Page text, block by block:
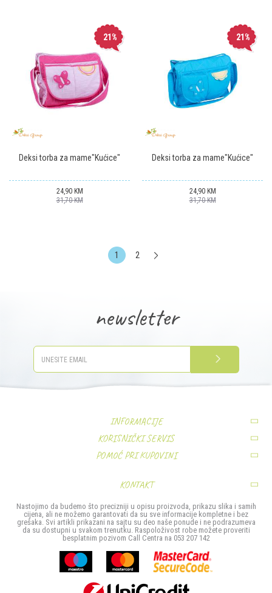
21%
Deksi torba za mame"Kućice"
24,90 KM
31,70KM
21%
Deksi torba za mame"Kućice"
24,90 KM
31,70KM
1 2
newsletter
PRIJAVITE SE
INFORMACIJE
O nama
Zaposlenje
KORISNIČKI SERVIS
Uslovi korišćenja i prodaje
Načini plaćanja
Isporuka
Zamjena artikla
POMOĆ PRI KUPOVINI
Povrat sredstava
Reklamacije
KONTAKT
MIS TRADE- Company d.o.o.
Stefana Provenčanog bb
74000 Doboj
Bosna i Hercegovina
053 207 142
Nastojimo da budemo što precizniji u opisu proizvoda, prikazu slika i samih
cijena, ali ne možemo garantovati da su sve informacije kompletne i bez
grešaka. Svi artikli prikazani na sajtu su deo naše ponude i ne podrazumeva
da su dostupni u svakom trenutku. Raspoloživost robe možete proveriti
besplatnim pozivom Call Centra na 053 207 142
Ova web-stranica koristi kolačiće
iskustva. Ukoliko nastavite da pregledate i koristite našu Internet prodavnicu slažete se sa